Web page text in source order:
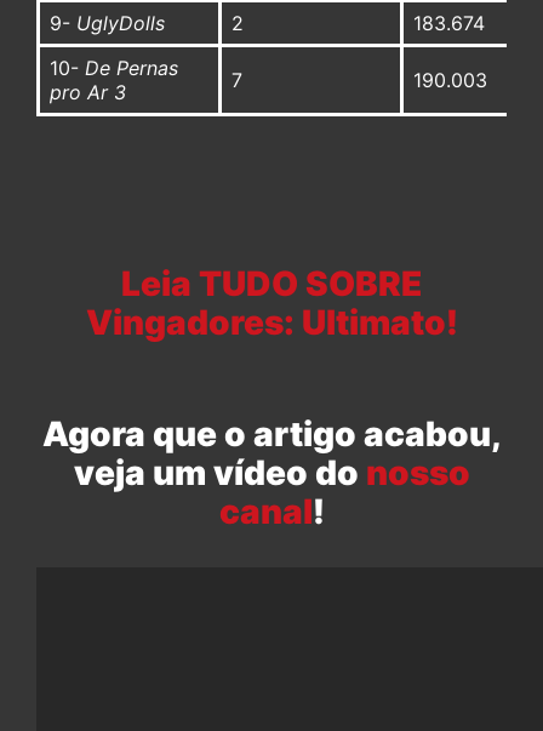
9- UglyDolls 2
183.674
10- De Pernas
pro Ar 3
7 190.003
Leia TUDO SOBRE
Vingadores: Ultimato!
Agora que o artigo acabou,
veja um vídeo do nosso
canal!